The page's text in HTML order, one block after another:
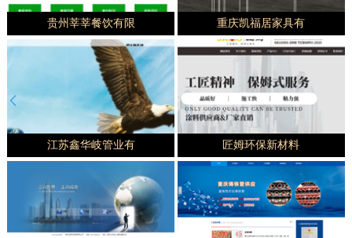
贵州莘莘餐饮有限 重庆凯福居家具有
江苏鑫华岐管业有 匠姆环保新材料